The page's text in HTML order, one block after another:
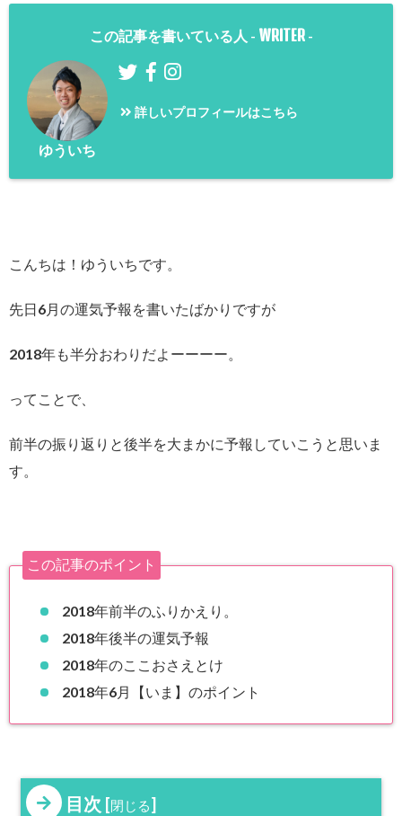
この記事を書いている人 - WRITER-
ゆういち
詳しいプロフィールはこちら
こんちは！ゆういちです。
先日6月の運気予報を書いたばかりですが
2018年も半分おわりだよーーーー。
ってことで、
前半の振り返りと後半を大まかに予報していこうと思いま
す。
この記事のポイント
2018年前半のふりかえり。
2018年後半の運気予報
2018年のここおさえとけ
2018年6月【いま】のポイント
目次 [閉じる]